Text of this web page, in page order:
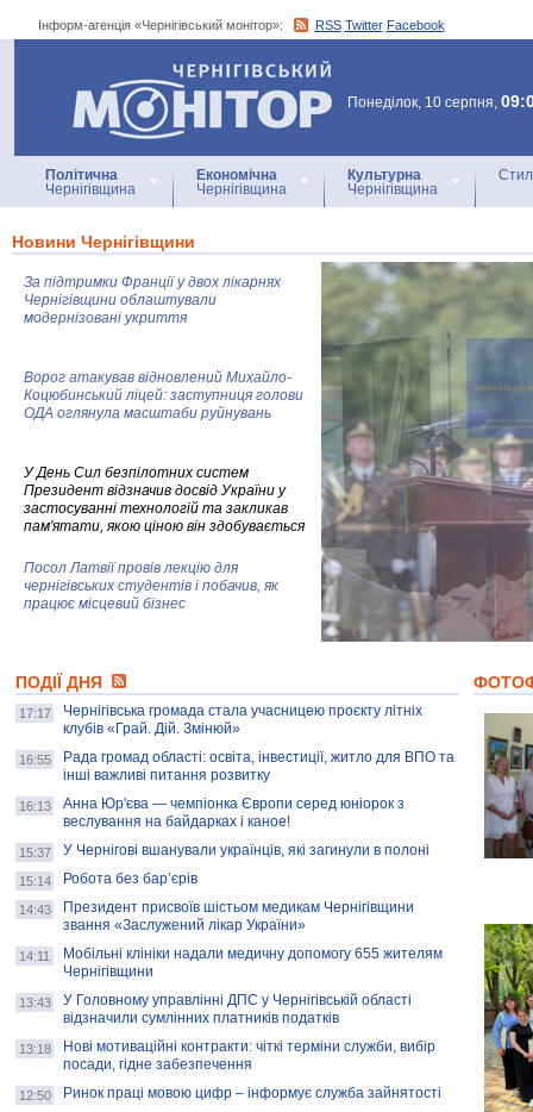
Інформ-агенція «Чернігівський монітор»: RSS Twitter Facebook
Інформ-агенція
«Чернігівський монітор»
Понеділок, 10 серпня,
Політична
Чернігівщина
Економічна
Чернігівщина
Культурна
Чернігівщина
Новини Чернігівщини
За підтримки Франції у двох лікарнях
Чернігівщини облаштували
модернізовані укриття
Ворог атакував відновлений Михайло-
Коцюбинський ліцей: заступниця голови
ОДА оглянула масштаби руйнувань
У День Сил безпілотних систем
Президент відзначив досвід України у
застосуванні технологій та закликав
пам'ятати, якою ціною він здобувається
Посол Латвії провів лекцію для
чернігівських студентів і побачив, як
працює місцевий бізнес
колекцію про війну, емоції та тварин
AB InBev Efes Україна підтримала
навчальний проєкт "Молодіжна бізнес-
школа", спрямований на розвиток
підприємництва у Чернігівській області
Золота тварина: видання Forbes
написало про чернігівця Патрона: хто і
скільки на ньому заробляє? І куди
витрачають?
ПОДІЇ ДНЯ
17:17
Чернігівська громада стала учасницею проєкту літніх
клубів «Грай. Дій. Змінюй»
16:55
Рада громад області: освіта, інвестиції, житло для ВПО та
інші важливі питання розвитку
16:13
Анна Юр'єва — чемпіонка Європи серед юніорок з
веслування на байдарках і каное!
15:37 У Чернігові вшанували українців, які загинули в полоні
15:14 Робота без бар’єрів
14:43
Президент присвоїв шістьом медикам Чернігівщини
звання «Заслужений лікар України»
14:11
Мобільні клініки надали медичну допомогу 655 жителям
Чернігівщини
13:43
У Головному управлінні ДПС у Чернігівській області
відзначили сумлінних платників податків
13:18
Нові мотиваційні контракти: чіткі терміни служби, вибір
посади, гідне забезпечення
12:50 Ринок праці мовою цифр – інформує служба зайнятості